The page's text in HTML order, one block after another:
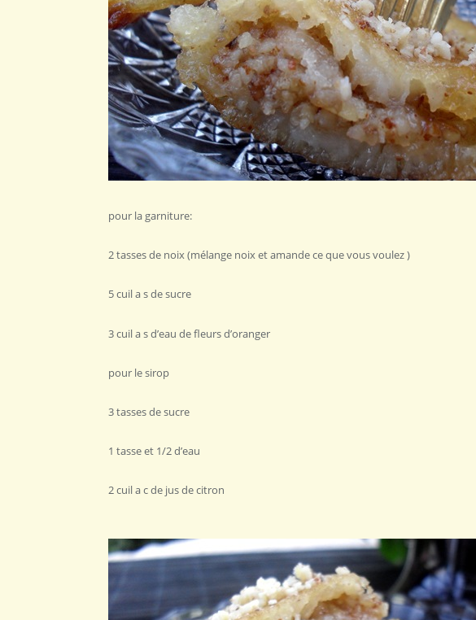
pour la garniture:
2 tasses de noix (mélange noix et amande ce que vous voulez )
5 cuil a s de sucre
3 cuil a s d’eau de fleurs d’oranger
pour le sirop
3 tasses de sucre
1 tasse et 1/2 d’eau
2 cuil a c de jus de citron